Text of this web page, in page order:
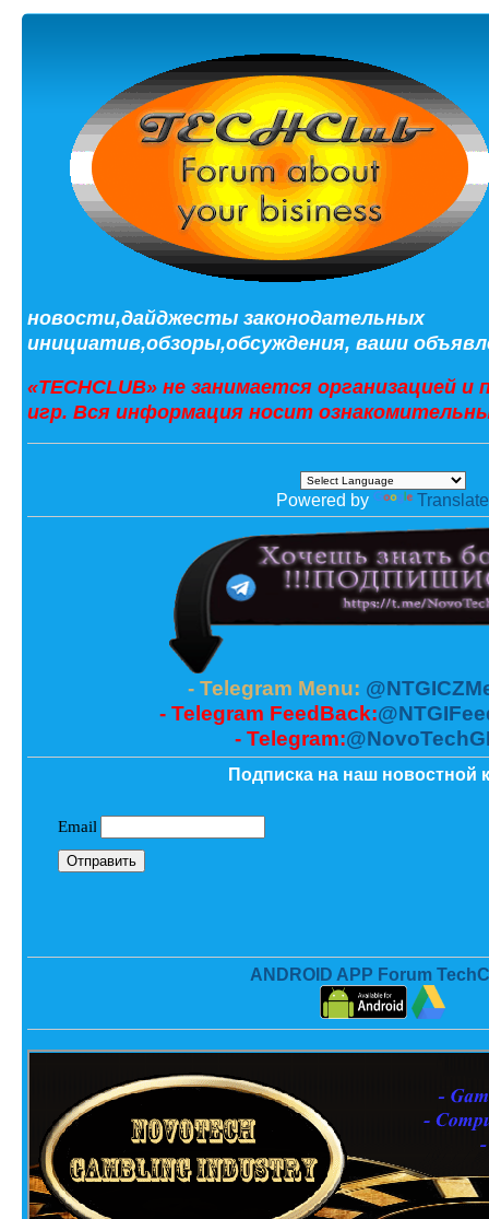
новости,дайджесты законодательных
инициатив,обзоры,обсуждения, ваши
«TECHCLUB» не занимается организацией
игр. Вся информация носит
Powered by Translate
- Telegram Menu:
- Telegram FeedBack:
- Telegram:
Подписка на наш новостной
ANDROID APP Forum